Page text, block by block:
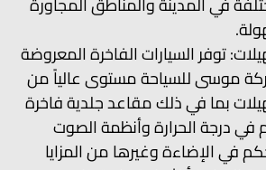
توفر السيارات الفاخرة المعروضة
موسى للسياحة مستوى عالياً من
بما في ذلك مقاعد جلدية فاخرة
درجة الحرارة وأنظمة الصوت
في الإضاءة وغيرها من المزايا